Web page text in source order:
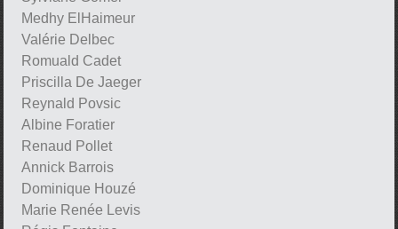
Medhy ElHaimeur
Valérie Delbec
Romuald Cadet
Priscilla De Jaeger
Reynald Povsic
Albine Foratier
Renaud Pollet
Annick Barrois
Dominique Houzé
Marie Renée Levis